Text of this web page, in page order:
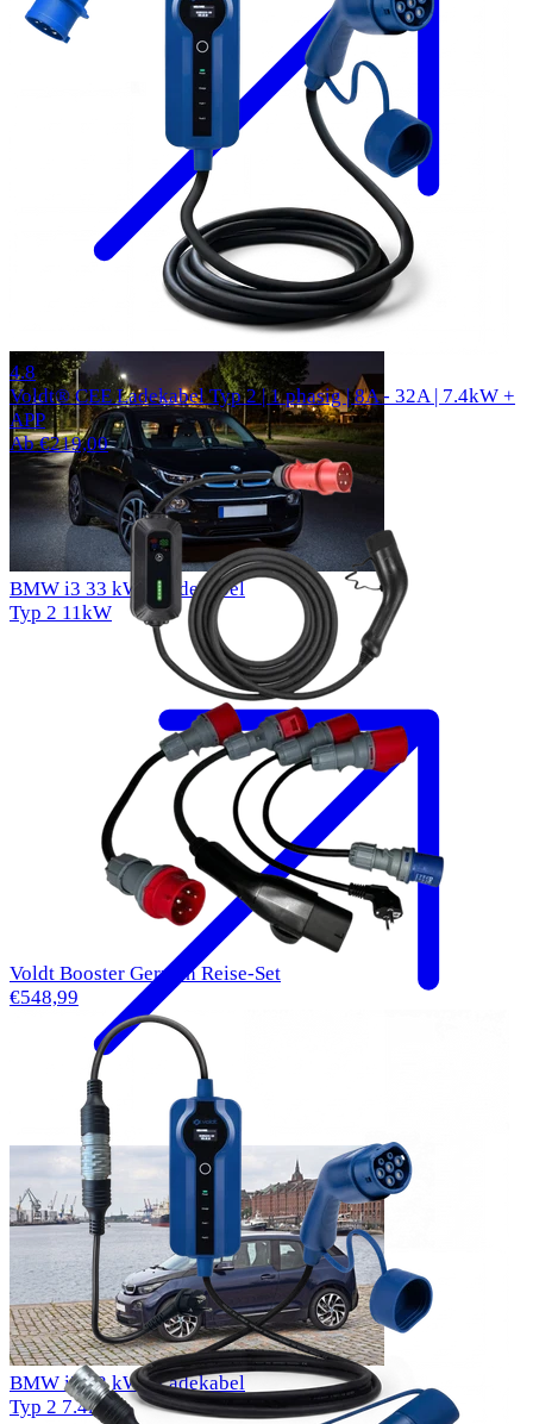
BMW i3 33 kWh Ladekabel
Typ 2 11kW
BMW i3 22 kWh Ladekabel
Typ 2 7.4kW
4.850 Bewertungen
Voldt® CEE Ladekabel Typ 2 | 1 phasig | 8A - 32A | 7.4kW +
APP
Ab €219,00
Voldt Booster German Reise-Set
€548,99